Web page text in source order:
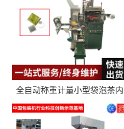
全自动称重计量小型袋泡茶内
外袋包装机三角包茶叶包装机